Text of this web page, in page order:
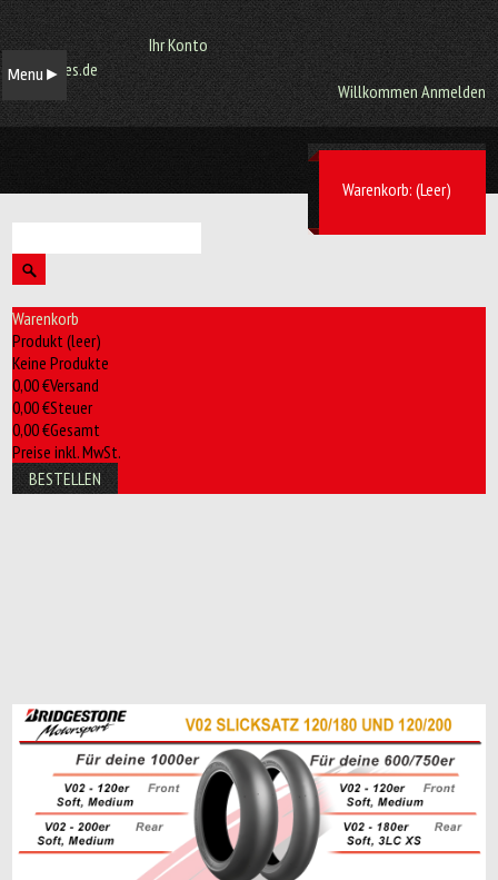
Warenkorb: (Leer)
Ihr Konto
Willkommen Anmelden
Menu ►
Warenkorb
Produkt(leer)
Keine Produkte
0,00 €Versand
0,00 €Steuer
0,00 €Gesamt
Preise inkl. MwSt.
BESTELLEN